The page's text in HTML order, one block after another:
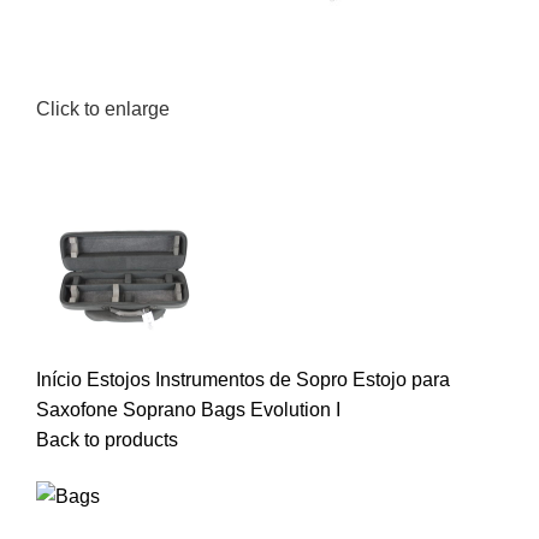
Click to enlarge
Início Estojos Instrumentos de Sopro Estojo para
Saxofone Soprano Bags Evolution I
Back to products